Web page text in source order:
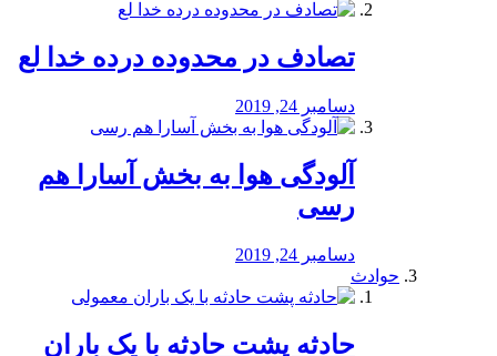
تصادف در محدوده درده خدا لع
دسامبر 24, 2019
آلودگی هوا به بخش آسارا هم
رسی
دسامبر 24, 2019
حوادث
️حادثه پشت حادثه با یک باران